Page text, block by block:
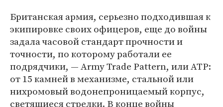
Британская армия, серьезно подходившая к
экипировке своих офицеров, еще до войны
задала часовой стандарт прочности и
точности, по которому работали ее
подрядчики, — Army Trade Pattern, или ATP:
от 15 камней в механизме, стальной или
нихромовый водонепроницаемый корпус,
светящиеся стрелки. В конце войны